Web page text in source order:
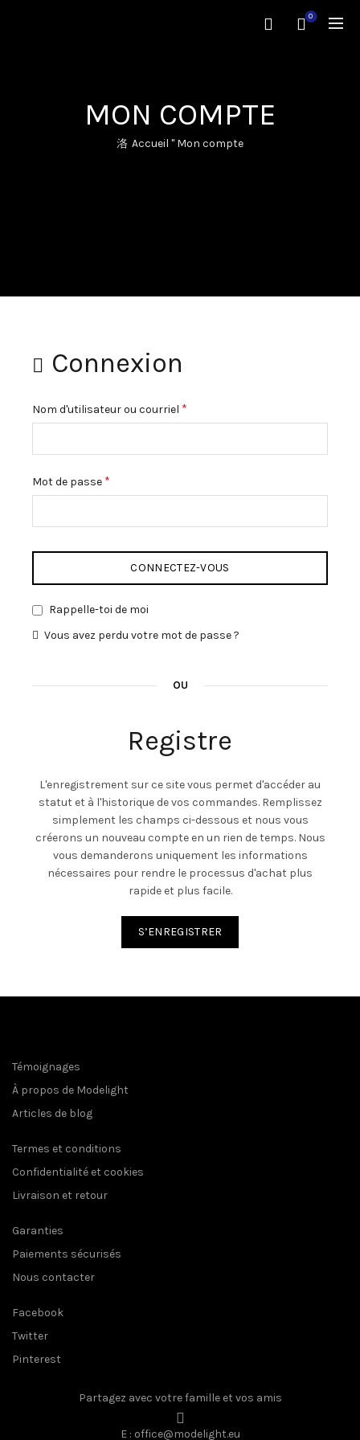
0
MON COMPTE
Accueil " Mon compte
Connexion
Nom d'utilisateur ou courriel *
Mot de passe *
CONNECTEZ-VOUS
Vous avez perdu votre mot de passe ?
Rappelle-toi de moi
OU
Registre
L'enregistrement sur ce site vous permet d'accéder au
statut et à l'historique de vos commandes. Remplissez
simplement les champs ci-dessous et nous vous
créerons un nouveau compte en un rien de temps. Nous
vous demanderons uniquement les informations
nécessaires pour rendre le processus d'achat plus
rapide et plus facile.
S’ENREGISTRER
Témoignages
À propos de Modelight
Articles de blog
Termes et conditions
Confidentialité et cookies
Livraison et retour
Garanties
Paiements sécurisés
Nous contacter
Facebook
Twitter
Pinterest
Partagez avec votre famille et vos amis
E : office@modelight.eu